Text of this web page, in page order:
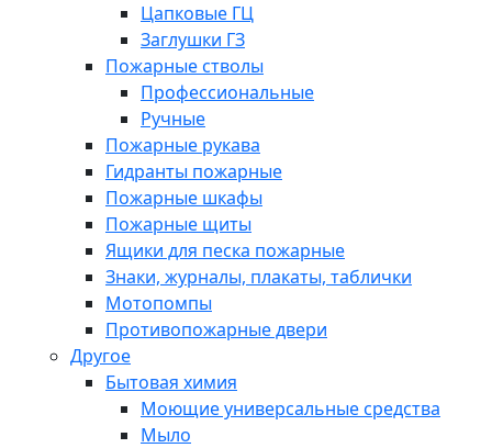
Цапковые ГЦ
Заглушки ГЗ
Пожарные стволы
Профессиональные
Ручные
Пожарные рукава
Гидранты пожарные
Пожарные шкафы
Пожарные щиты
Ящики для песка пожарные
Знаки, журналы, плакаты, таблички
Мотопомпы
Противопожарные двери
Другое
Бытовая химия
Моющие универсальные средства
Мыло